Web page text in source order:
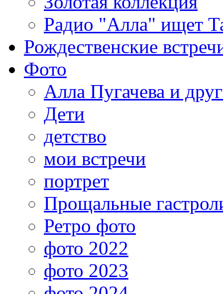
Радио "Алла" ищет
Рождественские
Фото
Алла Пугачева и
Дети
детство
мои встречи
портрет
Прощальные
Ретро фото
фото 2022
фото 2023